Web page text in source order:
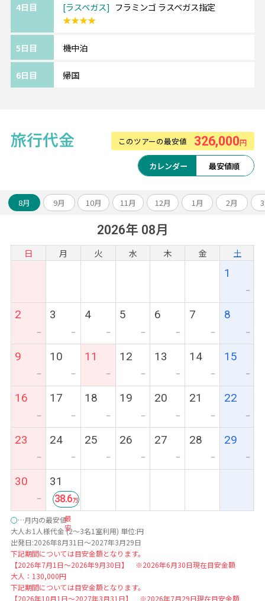
4日目 ラスベガス
フラミンゴ ラスベガス指定
★★★★
5日目 機中泊
6日目 帰国
旅行代金 このツアーの最安値 326,000円
カレンダー 最安値順
8月 9月 10月 11月 12月 1月 2月
2026年 08月
日 月 火 水 木 金 土
1
ー
2
ー
3
ー
4
ー
5
ー
6
ー
7
ー
8
ー
9
ー
10
ー
11
ー
12
ー
13
ー
14
ー
15
ー
16
ー
17
ー
18
ー
19
ー
20
ー
21
ー
22
ー
23
ー
24
ー
25
ー
26
ー
27
ー
28
ー
29
ー
30
ー
31
最
安
38.6
○…月内の最安値
大人お1人様代金 (2～3名1室利用) 単位:円
出発日:2026年8月31日～2027年3月29日
下記期間については目安金額となります。
【2026年7月1日～2026年9月30日】 ※2026年6月30日現在目安金額
大人：130,000円
下記期間については目安金額となります。
【2026年10月1日～2027年3月31日】 ※2026年7月29日現在目安金額